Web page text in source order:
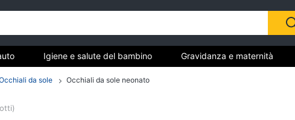
Igiene e salute del bambino Gravidanza e maternità
La prima cameretta
da sole Occhiali da sole neonato